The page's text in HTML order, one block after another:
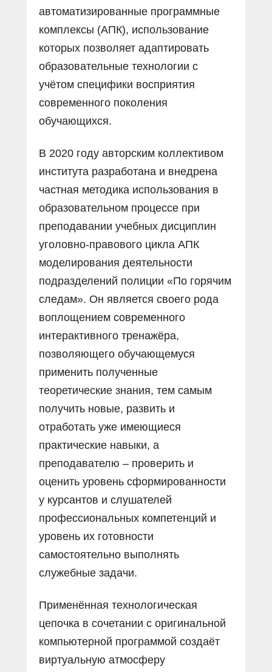
автоматизированные программные
комплексы (АПК), использование
которых позволяет адаптировать
образовательные технологии с
учётом специфики восприятия
современного поколения
обучающихся.
В 2020 году авторским коллективом
института разработана и внедрена
частная методика использования в
образовательном процессе при
преподавании учебных дисциплин
уголовно-правового цикла АПК
моделирования деятельности
подразделений полиции «По горячим
следам». Он является своего рода
воплощением современного
интерактивного тренажёра,
позволяющего обучающемуся
применить полученные
теоретические знания, тем самым
получить новые, развить и
отработать уже имеющиеся
практические навыки, а
преподавателю – проверить и
оценить уровень сформированности
у курсантов и слушателей
профессио­нальных компетенций и
уровень их готовности
самостоятельно выполнять
служебные задачи.
Применённая технологическая
цепочка в сочетании с оригинальной
компьютерной программой создаёт
виртуальную атмосферу